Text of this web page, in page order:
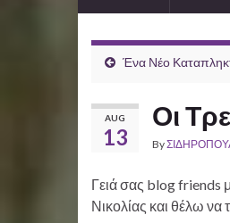
Ένα Νέο
AUG
13
Οι
By
Γειά σας blog friends
Νικολίας και θέλω